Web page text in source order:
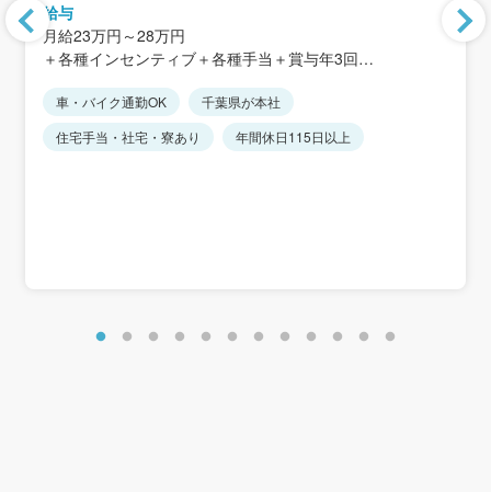
＜アクセス＞
・千葉都市モノレール「桜木駅」から徒歩約24分
・貝塚ICから車で約3分
★マイカー通勤可
★転居を伴う転勤なし（近隣店舗への異動あり）
給与
月給23万円～28万円
＋各種インセンティブ＋各種手当＋賞与年3回
※固定残業代制なし
※時間外手当は別途全額支給します。
※経験・能力を考慮します。
車・バイク通勤OK
千葉県が本社
住宅手当・社宅・寮あり
年間休日115日以上